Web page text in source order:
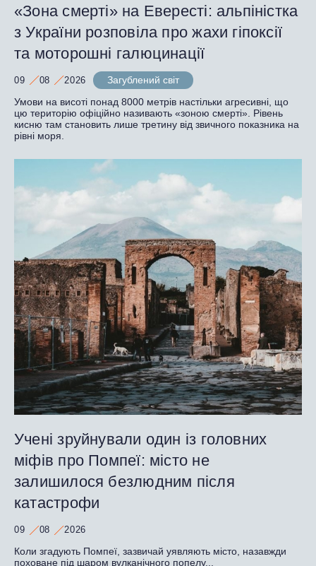
«Зона смерті» на Евересті: альпіністка
з України розповіла про жахи гіпоксії
та моторошні галюцинації
09 08 2026
Загублений світ
Умови на висоті понад 8000 метрів настільки агресивні, що
цю територію офіційно називають «зоною смерті». Рівень
кисню там становить лише третину від звичного показника на
рівні моря.
Учені зруйнували один із головних
міфів про Помпеї: місто не
залишилося безлюдним після
катастрофи
09 08 2026
Коли згадують Помпеї, зазвичай уявляють місто, назавжди
поховане під шаром вулканічного попелу...